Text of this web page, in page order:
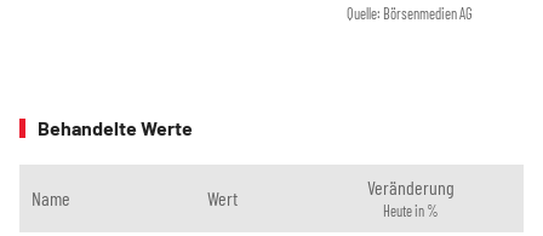
Quelle: Börsenmedien AG
Behandelte Werte
Name Wert Veränderung
Heute in %